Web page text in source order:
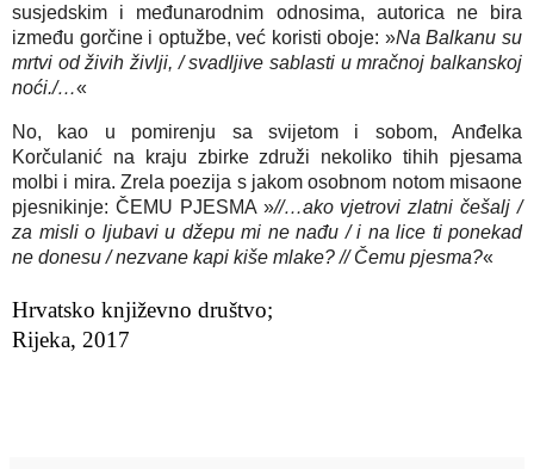
susjedskim i međunarodnim odnosima, autorica ne bira
između gorčine i optužbe, već koristi oboje: »Na Balkanu su
mrtvi od živih življi, / svadljive sablasti u mračnoj balkanskoj
noći./…«
No, kao u pomirenju sa svijetom i sobom, Anđelka
Korčulanić na kraju zbirke združi nekoliko tihih pjesama
molbi i mira. Zrela poezija s jakom osobnom notom misaone
pjesnikinje: ČEMU PJESMA »//…ako vjetrovi zlatni češalj /
za misli o ljubavi u džepu mi ne nađu / i na lice ti ponekad
ne donesu / nezvane kapi kiše mlake? // Čemu pjesma?«
Hrvatsko književno društvo;
Rijeka, 2017